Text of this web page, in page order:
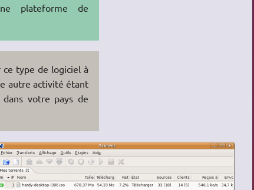
plateforme de
type de logiciel à
autre activité étant
votre pays de